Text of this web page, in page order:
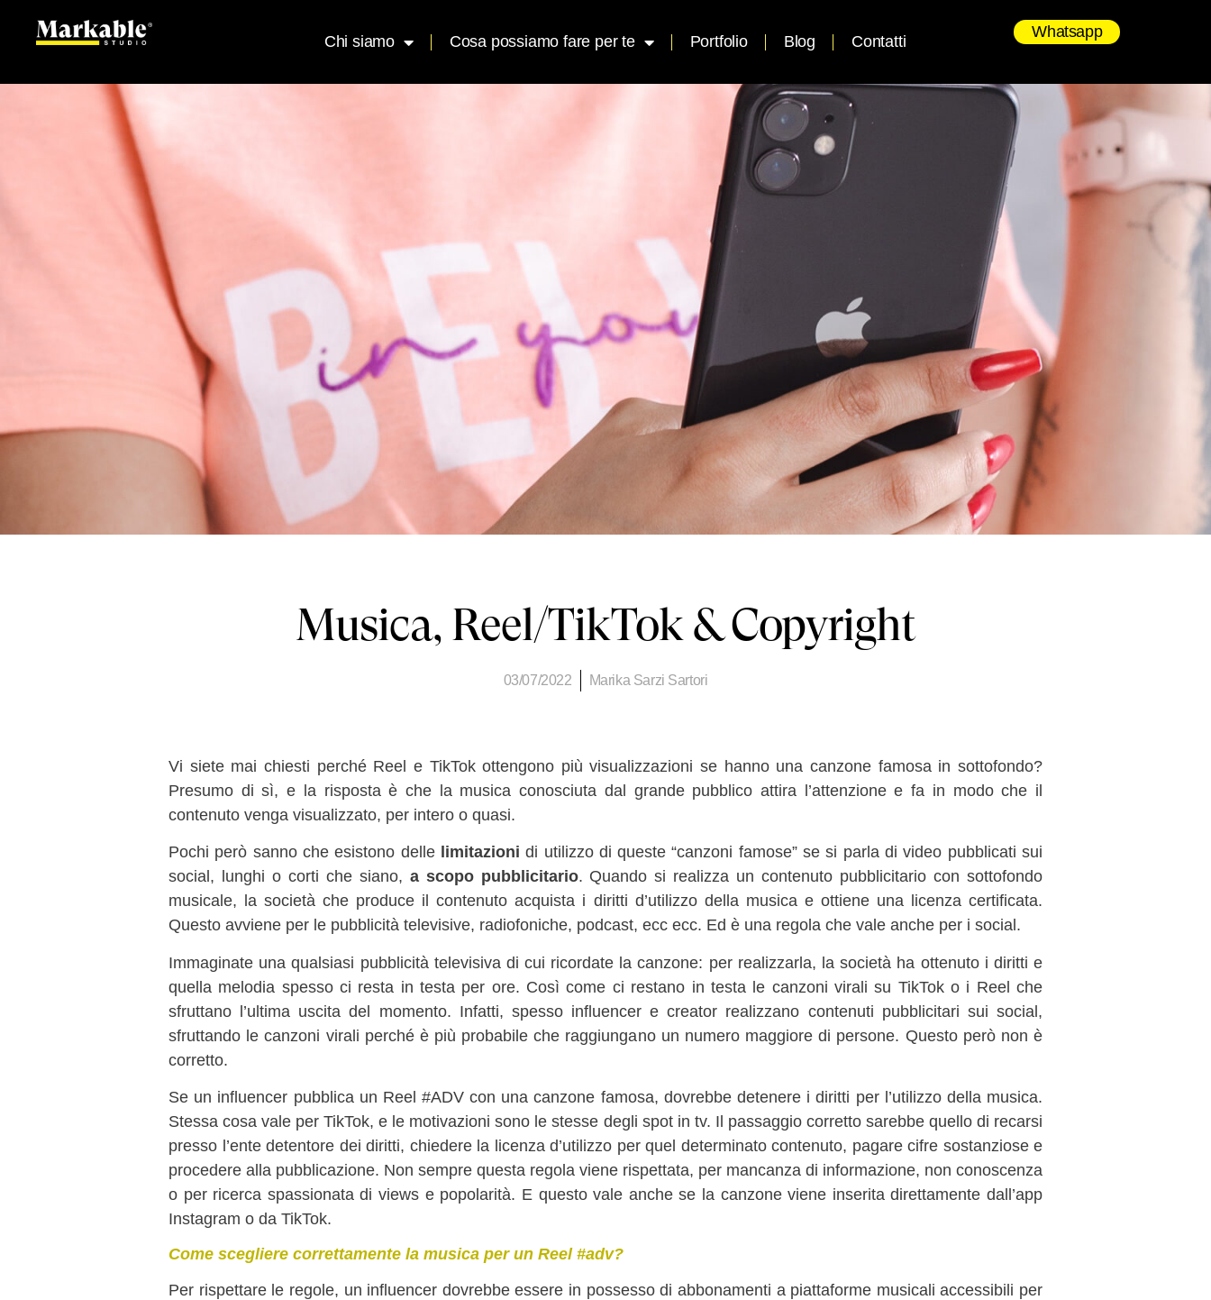
Chi siamo Cosa possiamo fare per te Portfolio Blog Contatti
Whatsapp
Musica, Reel/TikTok & Copyright
03/07/2022 Marika Sarzi Sartori
Vi siete mai chiesti perché Reel e TikTok ottengono più visualizzazioni se hanno una canzone famosa in sottofondo?
Presumo di sì, e la risposta è che la musica conosciuta dal grande pubblico attira l’attenzione e fa in modo che il
contenuto venga visualizzato, per intero o quasi.
Pochi però sanno che esistono delle limitazioni di utilizzo di queste “canzoni famose” se si parla di video pubblicati sui
social, lunghi o corti che siano, a scopo pubblicitario. Quando si realizza un contenuto pubblicitario con sottofondo
musicale, la società che produce il contenuto acquista i diritti d’utilizzo della musica e ottiene una licenza certificata.
Questo avviene per le pubblicità televisive, radiofoniche, podcast, ecc ecc. Ed è una regola che vale anche per i social.
Immaginate una qualsiasi pubblicità televisiva di cui ricordate la canzone: per realizzarla, la società ha ottenuto i diritti e
quella melodia spesso ci resta in testa per ore. Così come ci restano in testa le canzoni virali su TikTok o i Reel che
sfruttano l’ultima uscita del momento. Infatti, spesso influencer e creator realizzano contenuti pubblicitari sui social,
sfruttando le canzoni virali perché è più probabile che raggiungano un numero maggiore di persone. Questo però non è
corretto.
Se un influencer pubblica un Reel #ADV con una canzone famosa, dovrebbe detenere i diritti per l’utilizzo della musica.
Stessa cosa vale per TikTok, e le motivazioni sono le stesse degli spot in tv. Il passaggio corretto sarebbe quello di recarsi
presso l’ente detentore dei diritti, chiedere la licenza d’utilizzo per quel determinato contenuto, pagare cifre sostanziose e
procedere alla pubblicazione. Non sempre questa regola viene rispettata, per mancanza di informazione, non conoscenza
o per ricerca spassionata di views e popolarità. E questo vale anche se la canzone viene inserita direttamente dall’app
Instagram o da TikTok.
Come scegliere correttamente la musica per un Reel #adv?
Per rispettare le regole, un influencer dovrebbe essere in possesso di abbonamenti a piattaforme musicali accessibili per